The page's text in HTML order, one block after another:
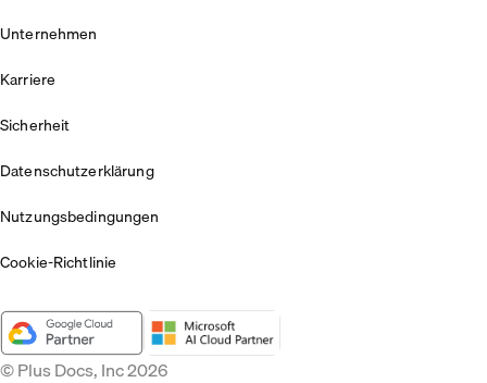
Unternehmen
Karriere
Sicherheit
Datenschutzerklärung
Nutzungsbedingungen
Cookie-Richtlinie
© Plus Docs, Inc 2026